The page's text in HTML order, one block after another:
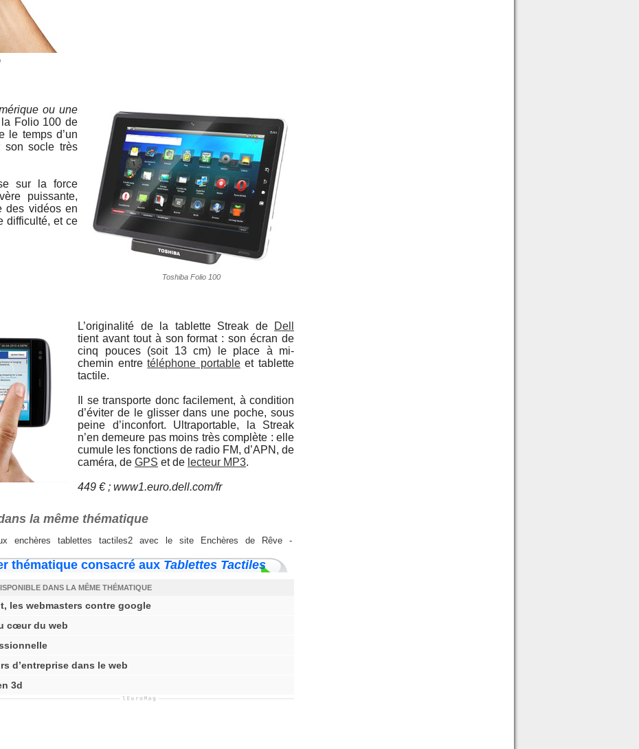
Toshiba Folio 100
ou une
la Folio 100 de
le temps d’un
son socle très
sur la force
puissante,
des vidéos en
difficulté, et ce
L’originalité de la tablette Streak de
Dell
tient avant tout à son format : son écran de
cinq pouces (soit 13 cm) le place à mi-
chemin entretéléphone portableet tablette
tactile.
Il se transporte donc facilement, à condition
d’éviter de le glisser dans une poche, sous
peine d’inconfort. Ultraportable, la Streak
n’en demeure pas moins très complète : elle
cumule les fonctions de radio FM, d’APN, de
caméra, de GPS et de lecteur MP3.
449 € ; www1.euro.dell.com/fr
la même thématique
enchères tablettes tactiles2 avec le site Enchères de Rêve -
thématique consacré aux Tablettes Tactiles
DANS LA MÊME THÉMATIQUE
les webmasters contre google
cœur du web
d’entreprise dans le web
3d